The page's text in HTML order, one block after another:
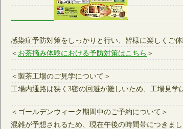
感染症予防対策をしっかりと行い、皆様に楽しくご
＜ お茶摘み体験における予防対策はこちら ＞
＜製茶工場のご見学について＞
工場内通路は狭く3密の回避が難しいため、工場見学
＜ゴールデンウィーク期間中のご予約について＞
混雑が予想されるため、現在午後の時間帯につきま